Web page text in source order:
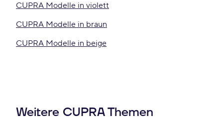
CUPRA Modelle in violett
CUPRA Modelle in braun
CUPRA Modelle in beige
Weitere CUPRA Themen